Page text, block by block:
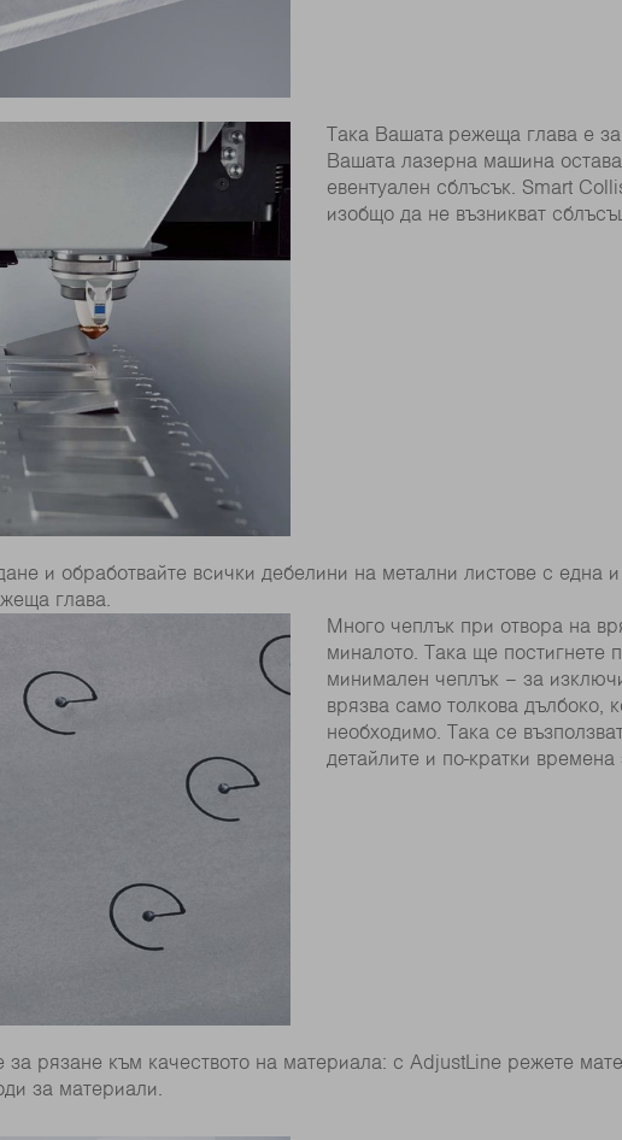
Така Вашата режеща глава е
Вашата лазерна машина
евентуален сблъсък. Smart
изобщо да не възникват
и обработвайте всички дебелини на метални листове с една
глава.
Много чеплък при отвора на
миналото. Така ще постигнете
минимален чеплък – за
врязва само толкова дълбоко,
необходимо. Така се
детайлите и по-кратки времена
рязане към качеството на материала: с AdjustLine режете
за материали.